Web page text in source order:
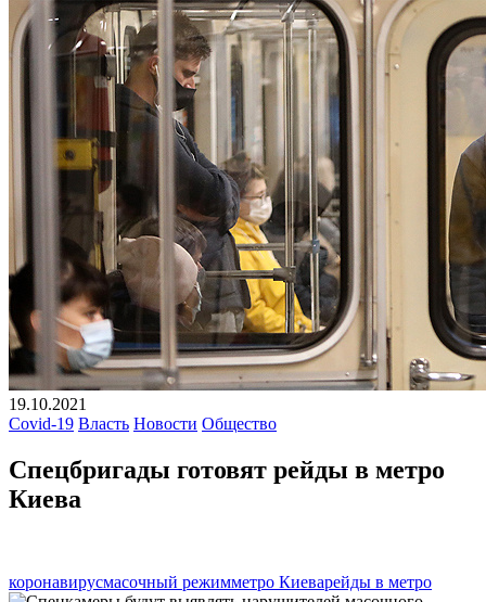
19.10.2021
Covid-19 Власть Новости Общество
Спецбригады готовят рейды в метро
Киева
коронавирусмасочный режимметро Киеварейды в метро